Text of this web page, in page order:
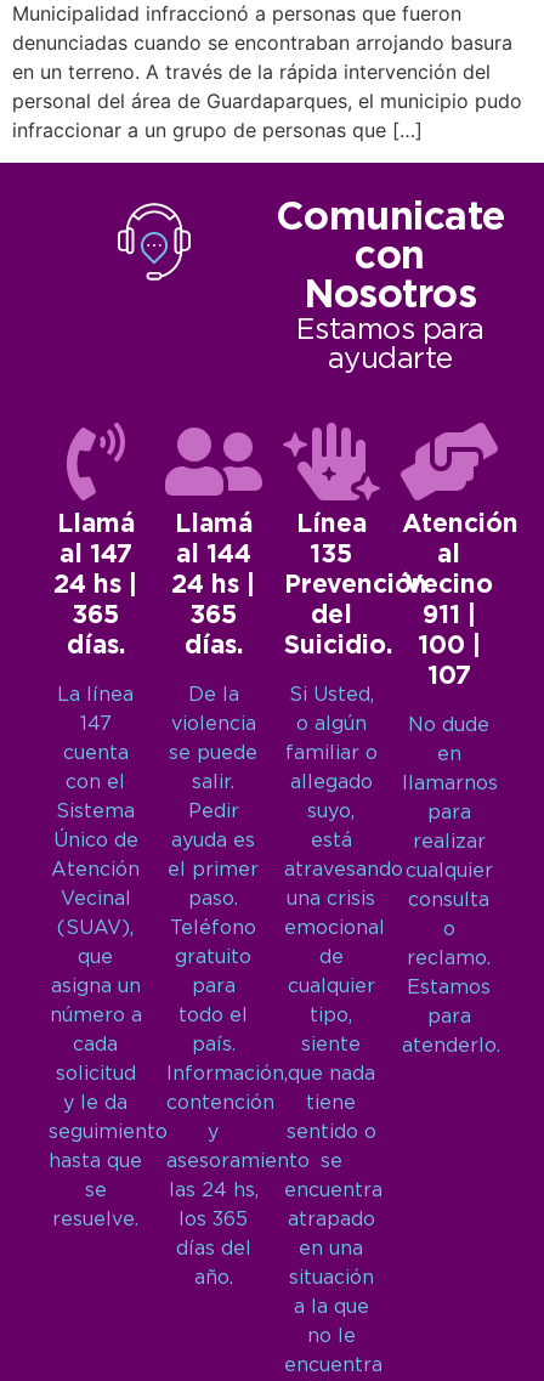
Municipalidad infraccionó a personas que fueron
denunciadas cuando se encontraban arrojando basura
en un terreno. A través de la rápida intervención del
personal del área de Guardaparques, el municipio pudo
infraccionar a un grupo de personas que […]
Comunicate
con
Nosotros
Estamos para
ayudarte
Llamá
al 147
24 hs |
365
días.
La línea
147
cuenta
con el
Sistema
Único de
Atención
Vecinal
(SUAV),
que
asigna un
número a
cada
solicitud
y le da
seguimiento
hasta que
se
resuelve.
Llamá
al 144
24 hs |
365
días.
De la
violencia
se puede
salir.
Pedir
ayuda es
el primer
paso.
Teléfono
gratuito
para
todo el
país.
Información,
contención
y
asesoramiento
las 24 hs,
los 365
días del
año.
Línea
135
Prevención
del
Suicidio.
Si Usted,
o algún
familiar o
allegado
suyo,
está
atravesando
una crisis
emocional
de
cualquier
tipo,
siente
que nada
tiene
sentido o
se
encuentra
atrapado
en una
situación
a la que
no le
encuentra
Atención
al
Vecino
911 |
100 |
107
No dude
en
llamarnos
para
realizar
cualquier
consulta
o
reclamo.
Estamos
para
atenderlo.